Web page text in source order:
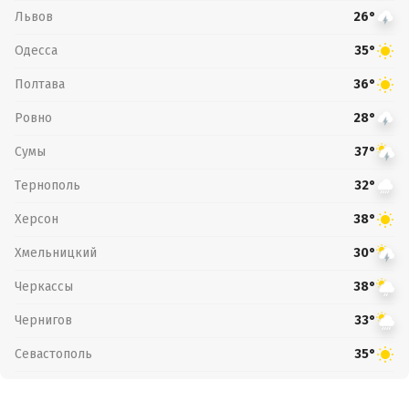
Львов 26°
Одесса 35°
Полтава 36°
Ровно 28°
Сумы 37°
Тернополь 32°
Херсон 38°
Хмельницкий 30°
Черкассы 38°
Чернигов 33°
Севастополь 35°